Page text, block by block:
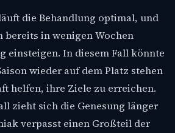
die Behandlung optimal, und
bereits in wenigen Wochen
einsteigen. In diesem Fall könnte
wieder auf dem Platz stehen
helfen, ihre Ziele zu erreichen.
zieht sich die Genesung länger
verpasst einen Großteil der